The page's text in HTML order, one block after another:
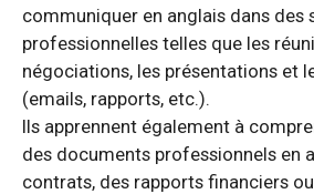
communiquer en anglais dans des
professionnelles telles que les
négociations, les présentations et
(emails, rapports, etc.).
Ils apprennent également à
des documents professionnels en
contrats, des rapports financiers